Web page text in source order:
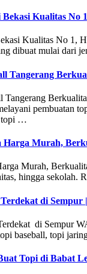
Kualitas No
Kualitas No 1,
dibuat mulai dari
Tangerang
pembuatan
topi …
Harga Murah,
Murah,
hingga sekolah.
di Sempur
di Sempur
baseball, topi
Topi di Babat